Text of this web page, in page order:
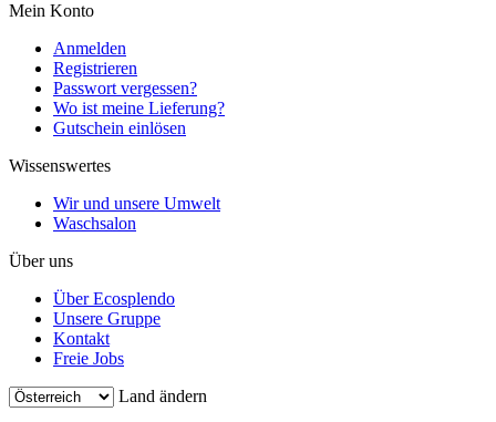
Mein Konto
Anmelden
Registrieren
Passwort vergessen?
Wo ist meine Lieferung?
Gutschein einlösen
Wissenswertes
Wir und unsere Umwelt
Waschsalon
Über uns
Über Ecosplendo
Unsere Gruppe
Kontakt
Freie Jobs
Land ändern